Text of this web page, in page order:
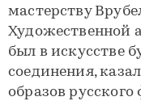
мастерству
Художественной
был в искусстве
соединения,
образов